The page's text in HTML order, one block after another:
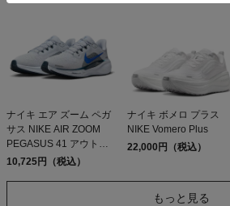
ナイキ エア ズーム ペガ
サス NIKE AIR ZOOM
PEGASUS 41 アウトレ
ット セール
10,725円（税込）
ナイキ ボメロ プラス
NIKE Vomero Plus
22,000円（税込）
もっと見る